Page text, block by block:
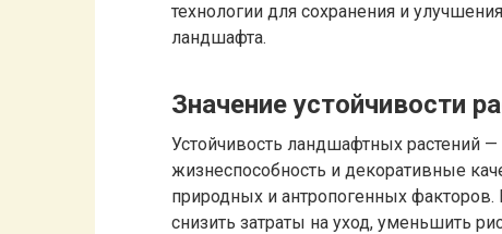
технологии для сохранения и
ландшафта.
Значение устойчивости
Устойчивость ландшафтных растений —
жизнеспособность и декоративные
природных и антропогенных факторов.
снизить затраты на уход, уменьшить